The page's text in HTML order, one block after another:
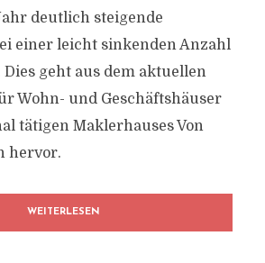
deutlich steigende
einer leicht sinkenden Anzahl
Dies geht aus dem aktuellen
Wohn- und Geschäftshäuser
tätigen Maklerhauses Von
hervor.
WEITERLESEN